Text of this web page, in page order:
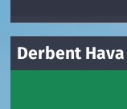
Derbent